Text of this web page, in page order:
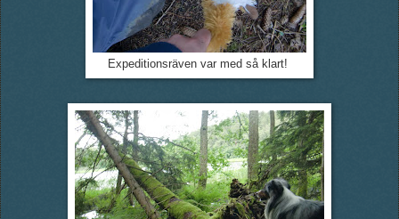
Expeditionsräven var med så klart!